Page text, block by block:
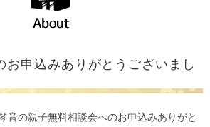
お申込みありがとうございまし
音の親子無料相談会へのお申込みありがと